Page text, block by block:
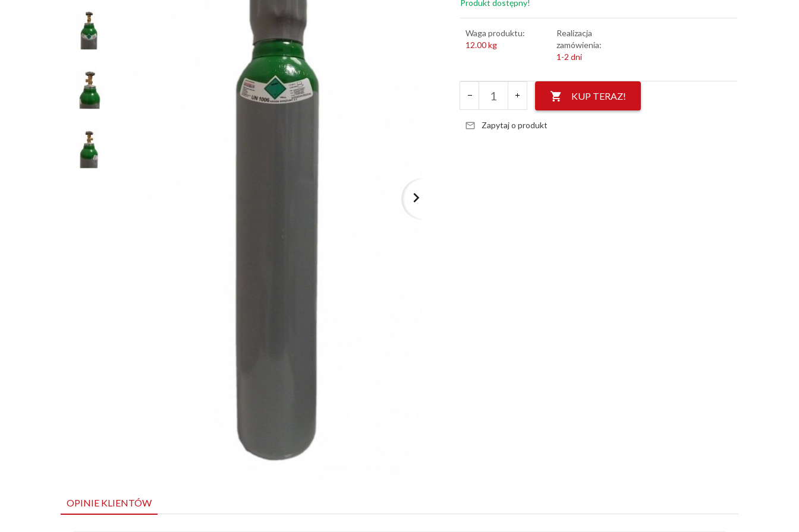
Produkt dostępny!
Waga produktu:
12.00kg
Realizacja
zamówienia:
1-2 dni
KUP TERAZ!
Zapytaj o produkt
OPINIE KLIENTÓW